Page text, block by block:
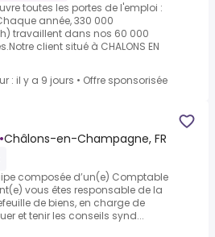
toutes les portes de l'emploi :
année, 330 000
travaillent dans nos 60 000
client situé à CHALONS EN
: il y a 9 jours • Offre sponsorisée
•Châlons-en-Champagne, FR
composée d’un(e) Comptable
vous êtes responsable de la
de biens, en charge de
et tenir les conseils synd...